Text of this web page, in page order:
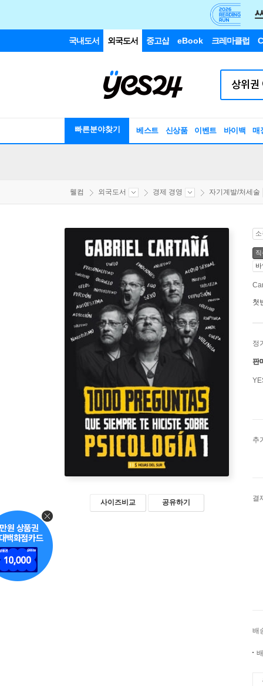
국내도서 외국도서 중고샵 eBook 크레마클럽
빠른분야찾기 베스트 신상품 이벤트 바이백 매
웰컴 외국도서 경제 경영 자기계발/처세술
사이즈비교 공유하기
첫
정
판
추
결
배